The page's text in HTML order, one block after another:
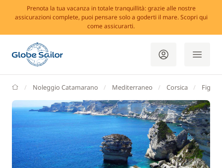
Prenota la tua vacanza in totale tranquillità: grazie alle nostre
assicurazioni complete, puoi pensare solo a goderti il mare. Scopri qui
come assicurarti.
GlobeSailor
Noleggio Catamarano Mediterraneo Corsica Figari